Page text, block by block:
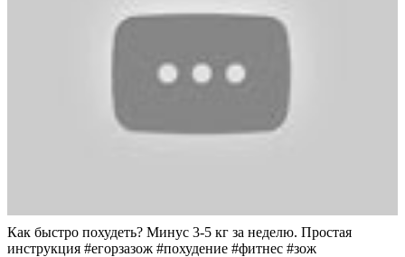
Как быстро похудеть? Минус 3-5 кг за неделю. Простая
инструкция #егорзазож #похудение #фитнес #зож